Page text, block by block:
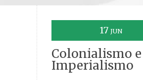
17 JUN
Colonialismo e
Imperialismo